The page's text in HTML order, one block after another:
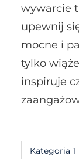
wywarcie
upewnij
mocne i
tylko
inspiruje
Kategoria 1